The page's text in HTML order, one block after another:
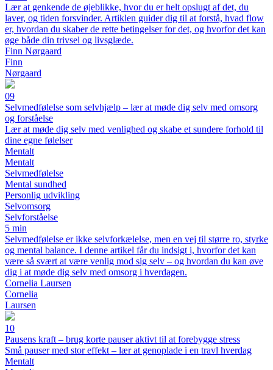
Lær at genkende de øjeblikke, hvor du er helt opslugt af det, du
laver, og tiden forsvinder. Artiklen guider dig til at forstå, hvad flow
er, hvordan du skaber de rette betingelser for det, og hvorfor det kan
øge både din trivsel og livsglæde.
Finn Nørgaard
Finn
Nørgaard
09
Selvmedfølelse som selvhjælp – lær at møde dig selv med omsorg
og forståelse
Lær at møde dig selv med venlighed og skabe et sundere forhold til
dine egne følelser
Mentalt
Mentalt
Selvmedfølelse
Mental sundhed
Personlig udvikling
Selvomsorg
Selvforståelse
5 min
Selvmedfølelse er ikke selvforkælelse, men en vej til større ro, styrke
og mental balance. I denne artikel får du indsigt i, hvorfor det kan
være så svært at være venlig mod sig selv – og hvordan du kan øve
dig i at møde dig selv med omsorg i hverdagen.
Cornelia Laursen
Cornelia
Laursen
10
Pausens kraft – brug korte pauser aktivt til at forebygge stress
Små pauser med stor effekt – lær at genoplade i en travl hverdag
Mentalt